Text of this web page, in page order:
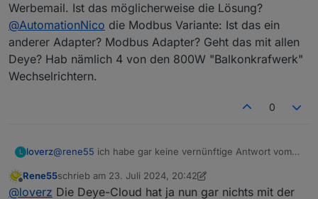
Werbemail. Ist das möglicherweise die Lösung?
@AutomationNico die Modbus Variante: Ist das ein
anderer Adapter? Modbus Adapter? Geht das mit allen
Deye? Hab nämlich 4 von den 800W "Balkonkrafwerk"
Wechselrichtern.
0
L loverz@rene55 ich habe gar keine vernünftige Antwort vom
auf die Deye-Cloud migrieren soll. Sah erst aus wie eine
Werbemail. Ist das möglicherweise die Lösung?
Offline
Rene55schrieb am 23. Juli 2024, 20:42
zuletzt editiert von Rene55
@loverz Die Deye-Cloud hat ja nun gar nichts mit der